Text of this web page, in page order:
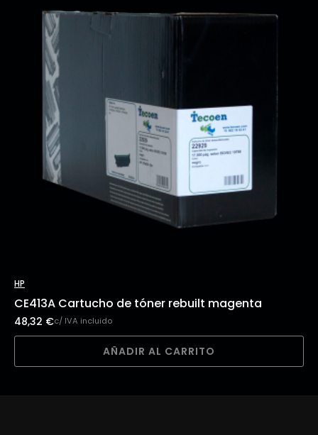
HP
CE413A Cartucho de tóner rebuilt magenta
48,32 €c/ IVA incluido
AÑADIR AL CARRITO